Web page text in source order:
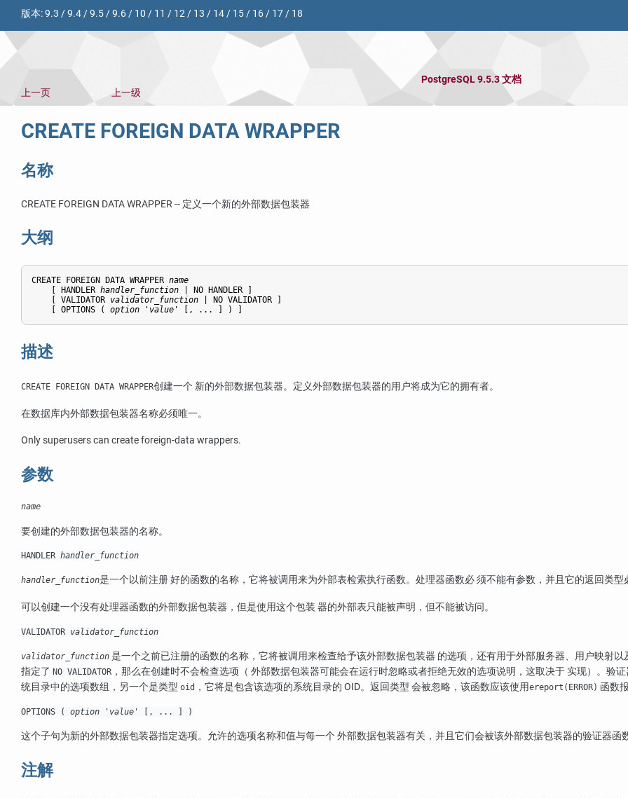
版本:9.3 /9.4/9.5/9.6/ 10 / 11 / 12/ 13 / 14/ 15/ 16/ 17/ 18
PostgreSQL 9.5.3 文档
上一页
上一级
CREATE FOREIGN DATA WRAPPER
名称
CREATE FOREIGN DATA WRAPPER -- 定义一个新的外部数据包装器
大纲
CREATE FOREIGN DATA WRAPPER name
    [ HANDLER
handler_function | NO HANDLER ]
    [ VALIDATOR
validator_function | NO VALIDATOR ]
    [ OPTIONS (
option ' value ' [, ... ] ) ]
描述
CREATE FOREIGN DATA WRAPPER创建一个 新的外部数据包装器。定义外部数据包装器的用户将成为它的拥有者。
在数据库内外部数据包装器名称必须唯一。
Only superusers can create foreign-data wrappers.
参数
name
要创建的外部数据包装器的名称。
HANDLER handler_function
handler_function是一个以前注册 好的函数的名称，它将被调用来为外部表检索执行函数。处理器函数必 须不能有参数，并且它的返回类型
可以创建一个没有处理器函数的外部数据包装器，但是使用这个包装 器的外部表只能被声明，但不能被访问。
VALIDATOR validator_function
validator_function 是一个之前已注册的函数的名称，它将被调用来检查给予该外部数据包装器 的选项，还有用于外部服务器、用户映射
指定了 NO VALIDATOR ，那么在创建时不会检查选项（ 外部数据包装器可能会在运行时忽略或者拒绝无效的选项说明，这取决于 实现）。验
统目录中的选项数组，另一个是类型 oid ，它将是包含该选项的系统目录的 OID。返回类型 会被忽略，该函数应该使用ereport(ERROR) 函数
OPTIONS ( option ' value ' [, ... ] )
这个子句为新的外部数据包装器指定选项。允许的选项名称和值与每一个 外部数据包装器有关，并且它们会被该外部数据包装器的验证器函
注解